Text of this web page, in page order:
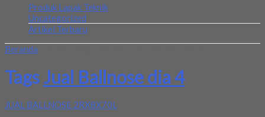
Produk Lapak Teknik
Uncategorized
Artikel Terbaru
Beranda
TagsJual Ballnose dia 4
JUAL BALLNOSE 2RX8X70L